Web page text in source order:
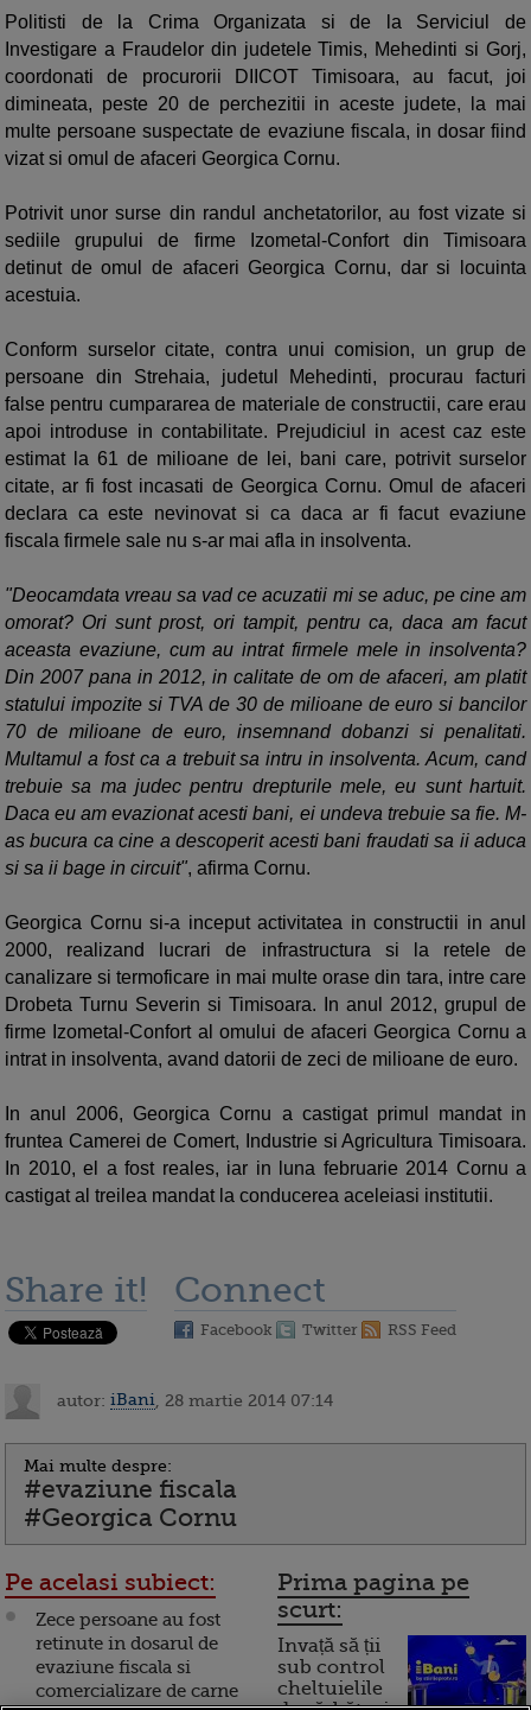
Politisti de la Crima Organizata si de la Serviciul de
Investigare a Fraudelor din judetele Timis, Mehedinti si Gorj,
coordonati de procurorii DIICOT Timisoara, au facut, joi
dimineata, peste 20 de perchezitii in aceste judete, la mai
multe persoane suspectate de evaziune fiscala, in dosar fiind
vizat si omul de afaceri Georgica Cornu.
Potrivit unor surse din randul anchetatorilor, au fost vizate si
sediile grupului de firme Izometal-Confort din Timisoara
detinut de omul de afaceri Georgica Cornu, dar si locuinta
acestuia.
Conform surselor citate, contra unui comision, un grup de
persoane din Strehaia, judetul Mehedinti, procurau facturi
false pentru cumpararea de materiale de constructii, care erau
apoi introduse in contabilitate. Prejudiciul in acest caz este
estimat la 61 de milioane de lei, bani care, potrivit surselor
citate, ar fi fost incasati de Georgica Cornu. Omul de afaceri
declara ca este nevinovat si ca daca ar fi facut evaziune
fiscala firmele sale nu s-ar mai afla in insolventa.
"Deocamdata vreau sa vad ce acuzatii mi se aduc, pe cine am
omorat? Ori sunt prost, ori tampit, pentru ca, daca am facut
aceasta evaziune, cum au intrat firmele mele in insolventa?
Din 2007 pana in 2012, in calitate de om de afaceri, am platit
statului impozite si TVA de 30 de milioane de euro si bancilor
70 de milioane de euro, insemnand dobanzi si penalitati.
Multamul a fost ca a trebuit sa intru in insolventa. Acum, cand
trebuie sa ma judec pentru drepturile mele, eu sunt hartuit.
Daca eu am evazionat acesti bani, ei undeva trebuie sa fie. M-
as bucura ca cine a descoperit acesti bani fraudati sa ii aduca
si sa ii bage in circuit", afirma Cornu.
Georgica Cornu si-a inceput activitatea in constructii in anul
2000, realizand lucrari de infrastructura si la retele de
canalizare si termoficare in mai multe orase din tara, intre care
Drobeta Turnu Severin si Timisoara. In anul 2012, grupul de
firme Izometal-Confort al omului de afaceri Georgica Cornu a
intrat in insolventa, avand datorii de zeci de milioane de euro.
In anul 2006, Georgica Cornu a castigat primul mandat in
fruntea Camerei de Comert, Industrie si Agricultura Timisoara.
In 2010, el a fost reales, iar in luna februarie 2014 Cornu a
castigat al treilea mandat la conducerea aceleiasi institutii.
Share it! Connect
Facebook Twitter RSS Feed
autor: iBani , 28 martie 2014 07:14
Mai multe despre:
#evaziune fiscala
#Georgica Cornu
Pe acelasi subiect:
Zece persoane au fost
retinute in dosarul de
evaziune fiscala si
comercializare de carne
Prima pagina pe
scurt:
Invață să ții
sub control
cheltuielile